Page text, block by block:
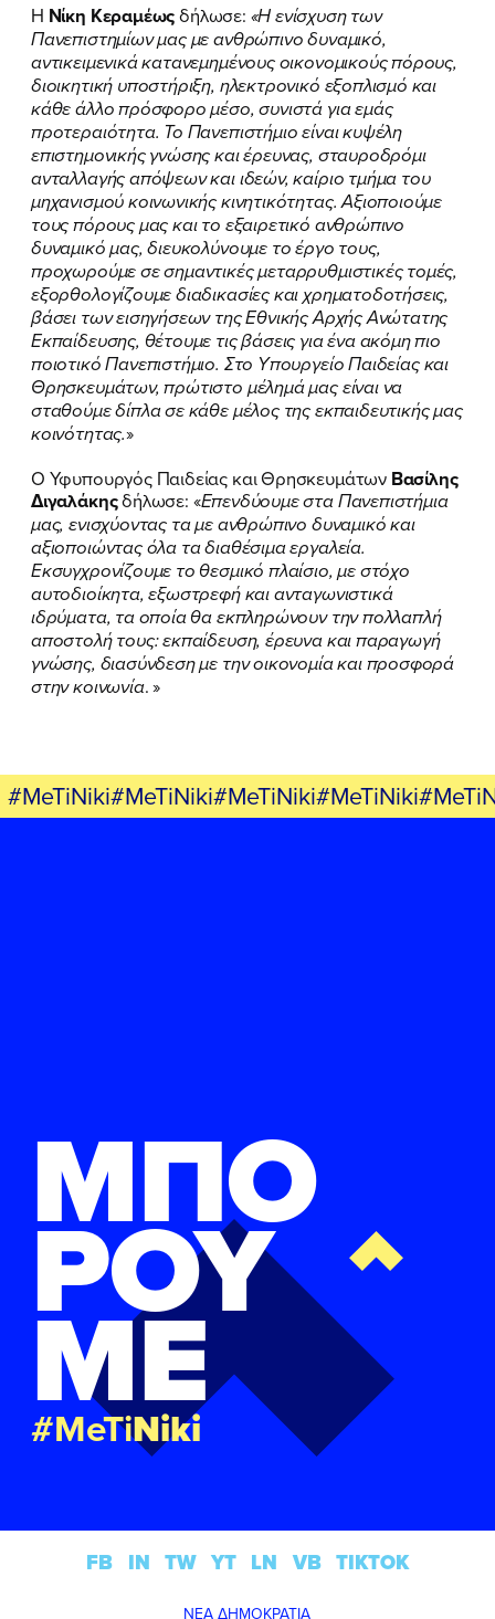
Η Νίκη Κεραμέωςδήλωσε: «Η ενίσχυση των
Πανεπιστημίων μας με ανθρώπινο δυναμικό,
αντικειμενικά κατανεμημένους οικονομικούς πόρους,
διοικητική υποστήριξη, ηλεκτρονικό εξοπλισμό και
κάθε άλλο πρόσφορο μέσο, συνιστά για εμάς
προτεραιότητα. Το Πανεπιστήμιο είναι κυψέλη
επιστημονικής γνώσης και έρευνας, σταυροδρόμι
ανταλλαγής απόψεων και ιδεών, καίριο τμήμα του
μηχανισμού κοινωνικής κινητικότητας. Αξιοποιούμε
τους πόρους μας και το εξαιρετικό ανθρώπινο
δυναμικό μας, διευκολύνουμε το έργο τους,
προχωρούμε σε σημαντικές μεταρρυθμιστικές τομές,
εξορθολογίζουμε διαδικασίες και χρηματοδοτήσεις,
βάσει των εισηγήσεων της Εθνικής Αρχής Ανώτατης
Εκπαίδευσης, θέτουμε τις βάσεις για ένα ακόμη πιο
ποιοτικό Πανεπιστήμιο. Στο Υπουργείο Παιδείας και
Θρησκευμάτων, πρώτιστο μέλημά μας είναι να
σταθούμε δίπλα σε κάθε μέλος της εκπαιδευτικής μας
κοινότητας.»
Ο Υφυπουργός Παιδείας και Θρησκευμάτων Βασίλης
Διγαλάκηςδήλωσε: «Επενδύουμε στα Πανεπιστήμια
μας, ενισχύοντας τα με ανθρώπινο δυναμικό και
αξιοποιώντας όλα τα διαθέσιμα εργαλεία.
Εκσυγχρονίζουμε το θεσμικό πλαίσιο, με στόχο
αυτοδιοίκητα, εξωστρεφή και ανταγωνιστικά
ιδρύματα, τα οποία θα εκπληρώνουν την πολλαπλή
αποστολή τους: εκπαίδευση, έρευνα και παραγωγή
γνώσης, διασύνδεση με την οικονομία και προσφορά
στην κοινωνία. »
ΜΠΟ
ΡΟΥ
ΜΕ
#MeTiNiki
ΝΕΑ ΔΗΜΟΚΡΑΤΙΑ
FB IN TW YT LN VB TIKTOK